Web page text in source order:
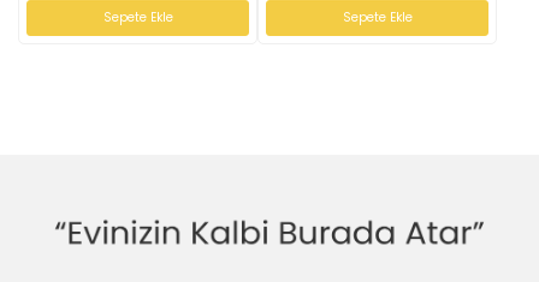
Sepete Ekle Sepete Ekle